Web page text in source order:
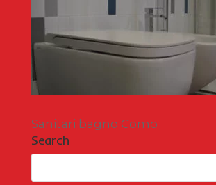
Sanitari bagno Como
Search